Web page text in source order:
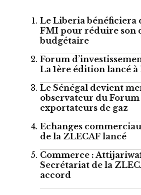
Le Liberia bénéficiera
FMI pour réduire son
budgétaire
Forum
La 1ère édition lancé à
Le Sénégal devient
observateur du Forum
exportateurs de gaz
Echanges
de la ZLECAF lancé
Commerce :
Secrétariat de la
accord